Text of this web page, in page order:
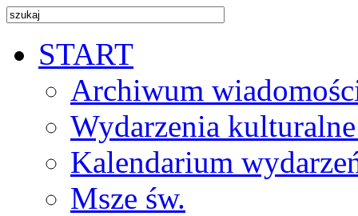
START
Archiwum
Wydarzenia
Kalendarium
Msze św.